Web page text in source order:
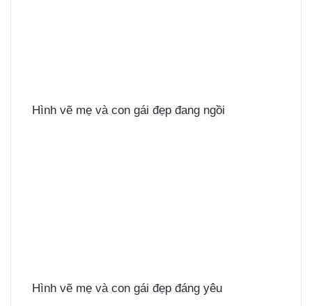
Hình vẽ mẹ và con gái đẹp đang ngồi
Hình vẽ mẹ và con gái đẹp đáng yêu